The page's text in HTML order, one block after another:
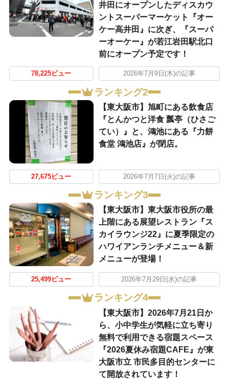
井田にオープンしたディスカウ
ントスーパーマーケット『オー
ケー高井田』に次ぎ、『スーパ
ーオーケー』が若江岩田駅北口
前にオープン予定です！
78,225ビュー 2026年7月9日(木)の記事
ランキング2
【東大阪市】旭町にある飲食店
『とんかつと洋食 瓢亭（ひさご
てい）』と、鴻池にある『力餅
食堂 鴻池店』が閉店。
27,675ビュー 2026年7月7日(火)の記事
ランキング3
【東大阪市】東大阪市役所の最
上階にある展望レストラン『ス
カイラウンジ22』に夏季限定の
ハワイアンランチメニュー＆新
メニューが登場！
25,499ビュー 2026年7月29日(水)の記事
ランキング4
【東大阪市】2026年7月21日か
ら、小中学生が気軽に立ち寄り
無料で利用できる宿題スペース
『2026夏休み宿題CAFE』が東
大阪市立 市民多目的センターに
て開放されています！